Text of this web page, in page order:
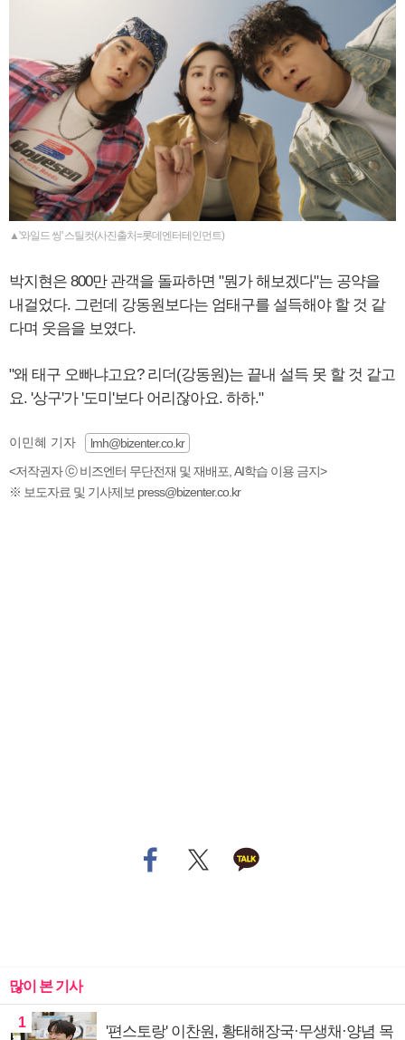
▲'와일드 씽' 스틸컷(사진출처=롯데엔터테인먼트)
박지현은 800만 관객을 돌파하면 "뭔가 해보겠다"는 공약을
내걸었다. 그런데 강동원보다는 엄태구를 설득해야 할 것 같
다며 웃음을 보였다.
"왜 태구 오빠냐고요? 리더(강동원)는 끝내 설득 못 할 것 같고
요. '상구'가 '도미'보다 어리잖아요. 하하."
이민혜 기자
lmh@bizenter.co.kr
<저작권자 ⓒ 비즈엔터 무단전재 및 재배포, AI학습 이용 금지>
※ 보도자료 및 기사제보 press@bizenter.co.kr
많이 본 기사
1
'편스토랑' 이찬원, 황태해장국·무생채·양념 목